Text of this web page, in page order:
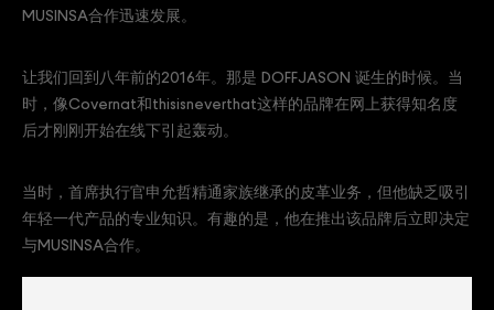
MUSINSA合作迅速发展。
让我们回到八年前的2016年。那是 DOFFJASON 诞生的时候。当
时，像Covernat和thisisneverthat这样的品牌在网上获得知名度
后才刚刚开始在线下引起轰动。
当时，首席执行官申允哲精通家族继承的皮革业务，但他缺乏吸引
年轻一代产品的专业知识。有趣的是，他在推出该品牌后立即决定
与MUSINSA合作。